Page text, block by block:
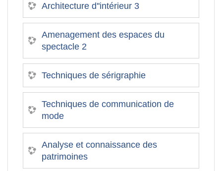
Architecture d''intérieur 3
Amenagement des espaces du
spectacle 2
Techniques de sérigraphie
Techniques de communication de
mode
Analyse et connaissance des
patrimoines